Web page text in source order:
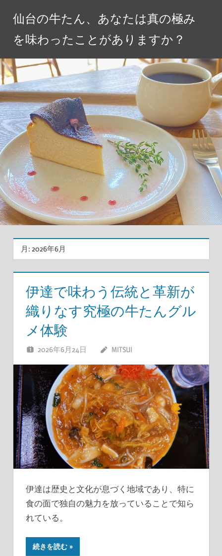
ツ
へ
ス
キ
ッ
プ
仙台の牛たん、あなたは真の極み
を味わったことがありますか？
月: 2026年6月
伊達で味わう伝統と革新が
織りなす究極の牛たんグル
メ体験
2026年6月24日 MITSUI
伊達は歴史と文化が息づく地域であり、特に
食の面で独自の魅力を放っていることで知ら
れている。
続きを読む